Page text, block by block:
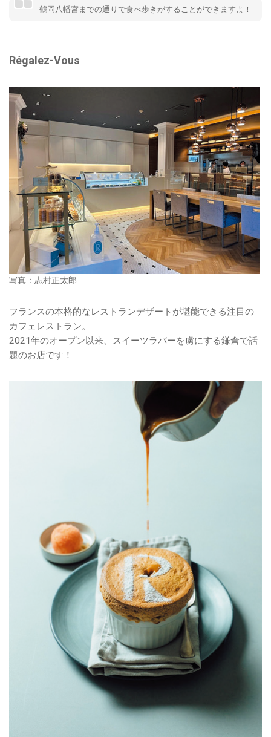
鶴岡八幡宮までの通りで食べ歩きがすることができますよ！
Régalez-Vous
写真：志村正太郎
フランスの本格的なレストランデザートが堪能できる注目の
カフェレストラン。
2021年のオープン以来、スイーツラバーを虜にする鎌倉で話
題のお店です！